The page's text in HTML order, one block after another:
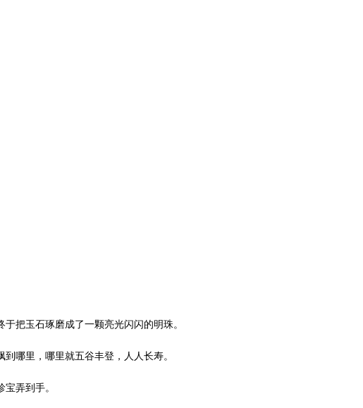
把玉石琢磨成了一颗亮光闪闪的明珠。
哪里，哪里就五谷丰登，人人长寿。
弄到手。